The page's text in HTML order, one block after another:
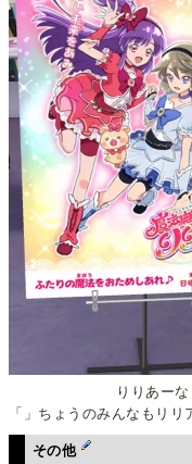
りりあーな
「」ちょうのみんなもリ
その他